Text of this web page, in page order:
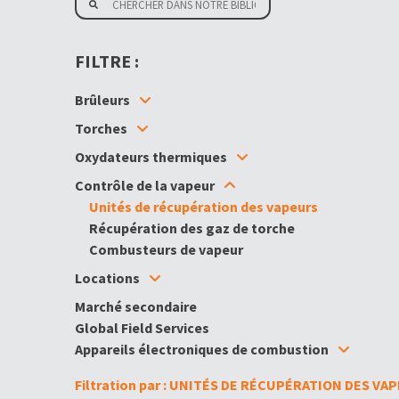
FILTRE :
Brûleurs
Torches
Oxydateurs thermiques
Contrôle de la vapeur
Unités de récupération des vapeurs
Récupération des gaz de torche
Combusteurs de vapeur
Locations
Marché secondaire
Global Field Services
Appareils électroniques de combustion
Filtration par : UNITÉS DE RÉCUPÉRATION DES